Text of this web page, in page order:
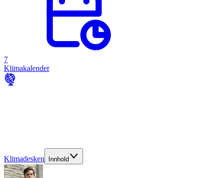
7
Klimakalender
Klimadesken Innhold